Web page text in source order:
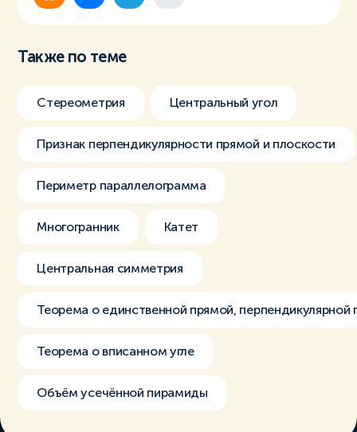
Также по теме
Стереометрия Центральный угол
Признак перпендикулярности прямой и плоскости
Периметр параллелограмма
Многогранник Катет
Центральная симметрия
Теорема о единственной прямой, перпендикулярной
Теорема о вписанном угле
Объём усечённой пирамиды